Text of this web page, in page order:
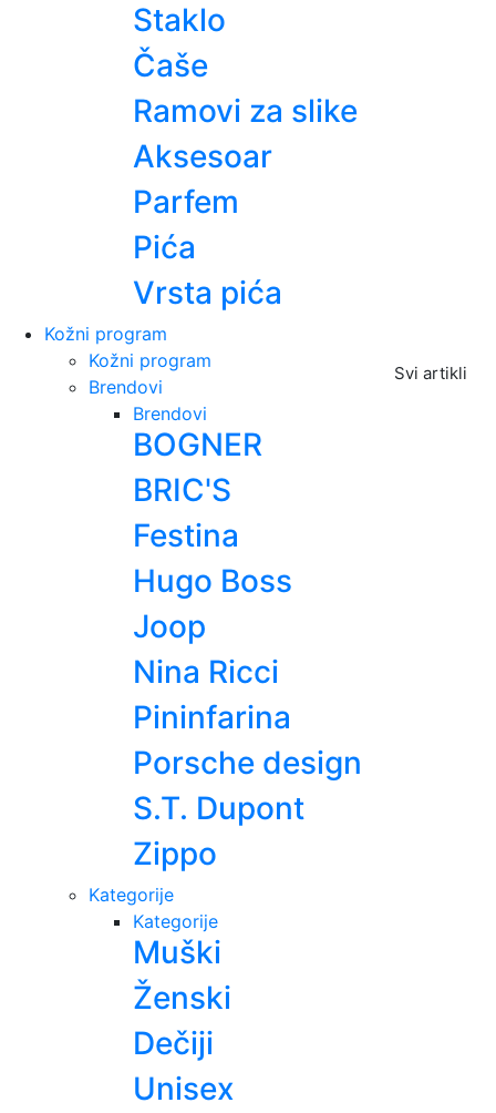
Staklo
Čaše
Ramovi za slike
Aksesoar
Parfem
Pića
Vrsta pića
Kožni program
Svi artikli
Kožni program
Brendovi
Brendovi
BOGNER
BRIC'S
Festina
Hugo Boss
Joop
Nina Ricci
Pininfarina
Porsche design
S.T. Dupont
Zippo
Kategorije
Kategorije
Muški
Ženski
Dečiji
Unisex